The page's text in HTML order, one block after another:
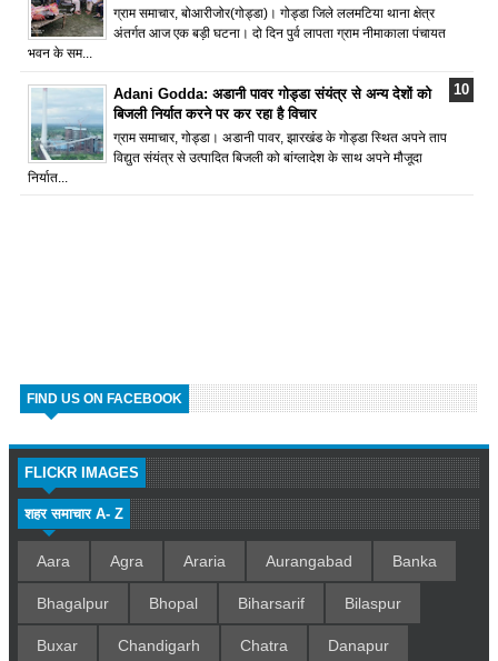
ग्राम समाचार, बोआरीजोर(गोड्डा)। गोड्डा जिले ललमटिया थाना क्षेत्र
अंतर्गत आज एक बड़ी घटना। दो दिन पुर्व लापता ग्राम नीमाकाला पंचायत
भवन के सम...
Adani Godda: अडानी पावर गोड्डा संयंत्र से अन्य देशों को
बिजली निर्यात करने पर कर रहा है विचार
ग्राम समाचार, गोड्डा। अडानी पावर, झारखंड के गोड्डा स्थित अपने ताप
विद्युत संयंत्र से उत्पादित बिजली को बांग्लादेश के साथ अपने मौजूदा
निर्यात...
FIND US ON FACEBOOK
FLICKR IMAGES
शहर समाचार A- Z
Aara Agra Araria Aurangabad Banka
Bhagalpur Bhopal Biharsarif Bilaspur
Buxar Chandigarh Chatra Danapur